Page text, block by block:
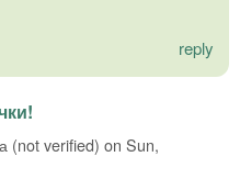
reply
(not verified) on Sun,